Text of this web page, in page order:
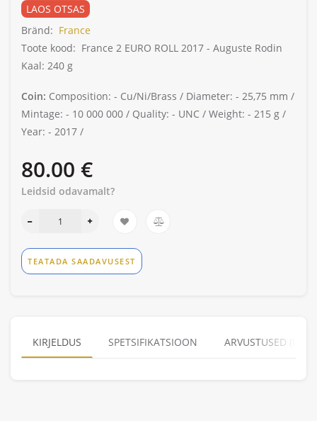
LAOS OTSAS
Bränd: France
Toote kood: France 2 EURO ROLL 2017 - Auguste Rodin
Kaal: 240 g
Coin: Composition: - Cu/Ni/Brass / Diameter: - 25,75 mm /
Mintage: - 10 000 000 / Quality: - UNC / Weight: - 215 g /
Year: - 2017 /
80.00 €
Leidsid odavamalt?
TEATADA SAADAVUSEST
KIRJELDUS SPETSIFIKATSIOON ARVUSTUSED (0)